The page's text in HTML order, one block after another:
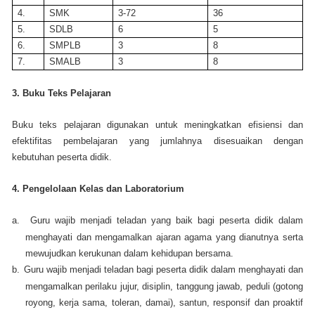
4.
SMK 3-72
36
5.
SDLB 6
5
6.
SMPLB 3
8
7.
SMALB 3 8
3. Buku Teks Pelajaran
Buku teks pelajaran digunakan untuk meningkatkan efisiensi dan
efektifitas pembelajaran yang jumlahnya disesuaikan dengan
kebutuhan peserta didik.
4. Pengelolaan Kelas dan Laboratorium
a.
Guru wajib menjadi teladan yang baik bagi peserta didik dalam
menghayati dan mengamalkan ajaran agama yang dianutnya serta
mewujudkan kerukunan dalam kehidupan bersama.
b.
Guru wajib menjadi teladan bagi peserta didik dalam menghayati dan
mengamalkan perilaku jujur, disiplin, tanggung jawab, peduli (gotong
royong, kerja sama, toleran, damai), santun, responsif dan proaktif